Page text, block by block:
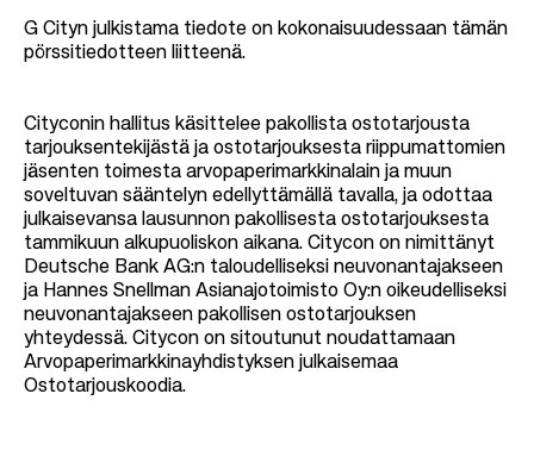
G Cityn julkistama tiedote on kokonaisuudessaan tämän
pörssitiedotteen liitteenä.
Cityconin hallitus käsittelee pakollista ostotarjousta
tarjouksentekijästä ja ostotarjouksesta riippumattomien
jäsenten toimesta arvopaperimarkkinalain ja muun
soveltuvan sääntelyn edellyttämällä tavalla, ja odottaa
julkaisevansa lausunnon pakollisesta ostotarjouksesta
tammikuun alkupuoliskon aikana. Citycon on nimittänyt
Deutsche Bank AG:n taloudelliseksi neuvonantajakseen
ja Hannes Snellman Asianajotoimisto Oy:n oikeudelliseksi
neuvonantajakseen pakollisen ostotarjouksen
yhteydessä. Citycon on sitoutunut noudattamaan
Arvopaperimarkkinayhdistyksen julkaisemaa
Ostotarjouskoodia.